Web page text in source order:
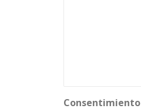
Consentimiento